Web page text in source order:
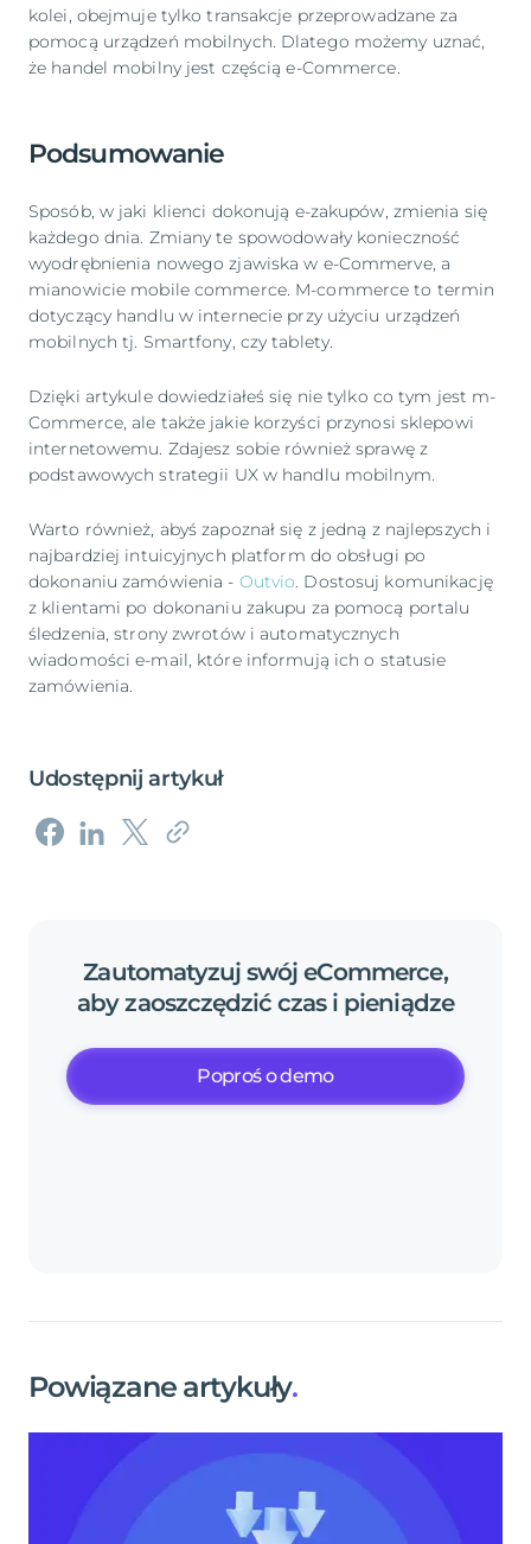
kolei, obejmuje tylko transakcje przeprowadzane za
pomocą urządzeń mobilnych. Dlatego możemy uznać,
że handel mobilny jest częścią e-Commerce.
Podsumowanie
Sposób, w jaki klienci dokonują e-zakupów, zmienia się
każdego dnia. Zmiany te spowodowały konieczność
wyodrębnienia nowego zjawiska w e-Commerve, a
mianowicie mobile commerce. M-commerce to termin
dotyczący handlu w internecie przy użyciu urządzeń
mobilnych tj. Smartfony, czy tablety.
Dzięki artykule dowiedziałeś się nie tylko co tym jest m-
Commerce, ale także jakie korzyści przynosi sklepowi
internetowemu. Zdajesz sobie również sprawę z
podstawowych strategii UX w handlu mobilnym.
Warto również, abyś zapoznał się z jedną z najlepszych i
najbardziej intuicyjnych platform do obsługi po
dokonaniu zamówienia - Outvio. Dostosuj komunikację
z klientami po dokonaniu zakupu za pomocą portalu
śledzenia, strony zwrotów i automatycznych
wiadomości e-mail, które informują ich o statusie
zamówienia.
Udostępnij artykuł
Zautomatyzuj swój eCommerce,
aby zaoszczędzić czas i pieniądze
Poproś o demo
Powiązane artykuły.